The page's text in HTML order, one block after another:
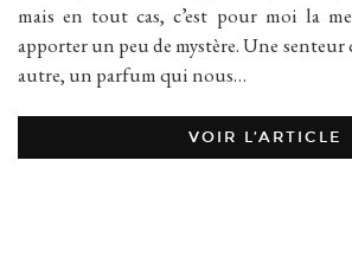
mais en tout cas, c’est pour moi la
apporter un peu de mystère. Une
autre, un parfum qui nous…
VOIR L’ARTICLE